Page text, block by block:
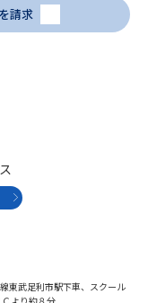
学問検索
ブ
について
請求
東武足利市駅下車、スクール